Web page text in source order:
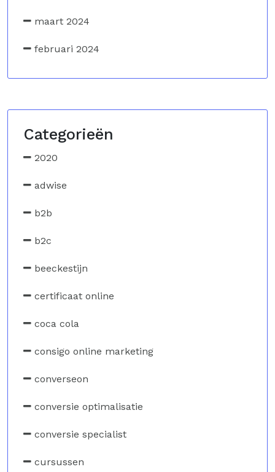
maart 2024
februari 2024
Categorieën
2020
adwise
b2b
b2c
beeckestijn
certificaat online
coca cola
consigo online marketing
converseon
conversie optimalisatie
conversie specialist
cursussen